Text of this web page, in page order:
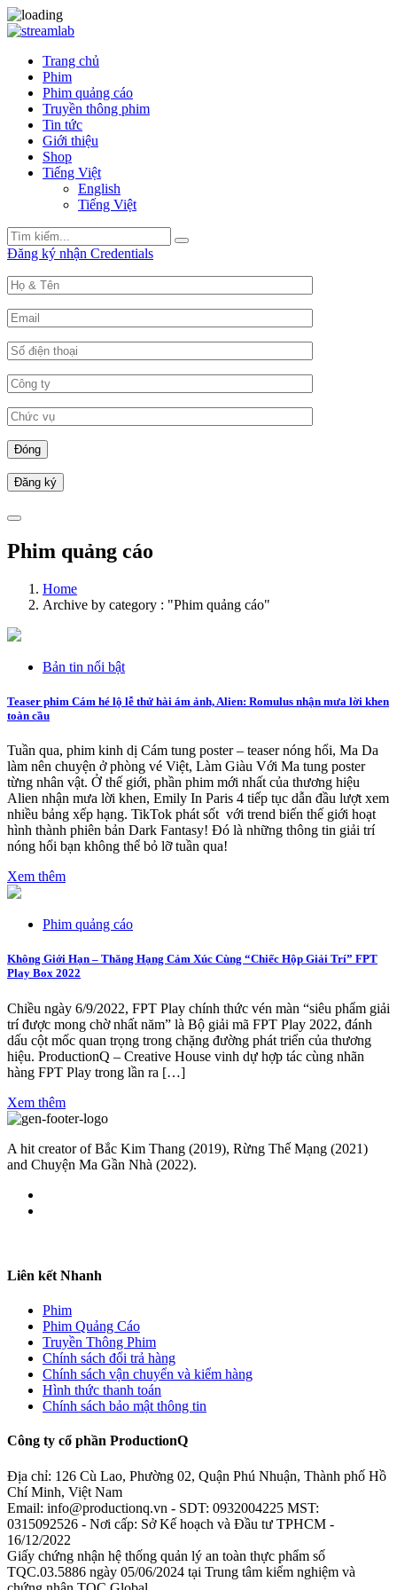
Trang chủ
Phim
Phim quảng cáo
Truyền thông phim
Tin tức
Giới thiệu
Shop
Tiếng Việt
English
Tiếng Việt
Search
for:
Search
Đăng ký nhận Credentials
Đóng
Phim quảng cáo
Home
Archive by category : "Phim quảng cáo"
Bản tin nổi bật
Teaser phim Cám hé lộ lễ thử hài ám ảnh, Alien: Romulus nhận mưa lời khen
toàn cầu
Tuần qua, phim kinh dị Cám tung poster – teaser nóng hổi, Ma Da
làm nên chuyện ở phòng vé Việt, Làm Giàu Với Ma tung poster
từng nhân vật. Ở thế giới, phần phim mới nhất của thương hiệu
Alien nhận mưa lời khen, Emily In Paris 4 tiếp tục dẫn đầu lượt xem
nhiều bảng xếp hạng. TikTok phát sốt với trend biến thế giới hoạt
hình thành phiên bản Dark Fantasy! Đó là những thông tin giải trí
nóng hổi bạn không thể bỏ lỡ tuần qua!
Xem thêm
Phim quảng cáo
Không Giới Hạn – Thăng Hạng Cảm Xúc Cùng “Chiếc Hộp Giải Trí” FPT
Play Box 2022
Chiều ngày 6/9/2022, FPT Play chính thức vén màn “siêu phẩm giải
trí được mong chờ nhất năm” là Bộ giải mã FPT Play 2022, đánh
dấu cột mốc quan trọng trong chặng đường phát triển của thương
hiệu. ProductionQ – Creative House vinh dự hợp tác cùng nhãn
hàng FPT Play trong lần ra […]
Xem thêm
A hit creator of Bắc Kim Thang (2019), Rừng Thế Mạng (2021)
and Chuyện Ma Gần Nhà (2022).
Liên kết Nhanh
Phim
Phim Quảng Cáo
Truyền Thông Phim
Chính sách đổi trả hàng
Chính sách vận chuyển và kiểm hàng
Hình thức thanh toán
Chính sách bảo mật thông tin
Công ty cổ phần ProductionQ
Địa chỉ: 126 Cù Lao, Phường 02, Quận Phú Nhuận, Thành phố Hồ
Chí Minh, Việt Nam
Email: info@productionq.vn - SDT: 0932004225 MST:
0315092526 - Nơi cấp: Sở Kế hoạch và Đầu tư TPHCM -
16/12/2022
Giấy chứng nhận hệ thống quản lý an toàn thực phẩm số
TQC.03.5886 ngày 05/06/2024 tại Trung tâm kiểm nghiệm và